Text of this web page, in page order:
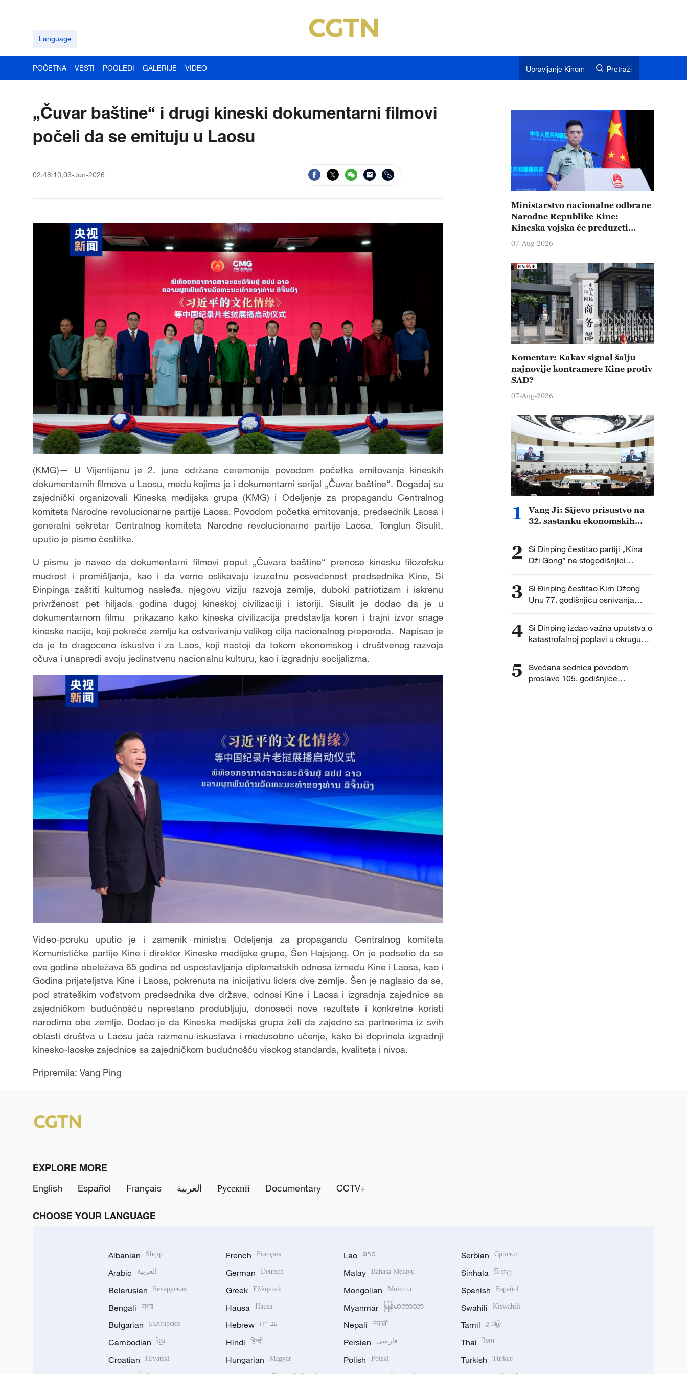
Language
POČETNA VESTI POGLEDI GALERIJE VIDEO Upravljanje Kinom Pretraži
„Čuvar baštine“ i drugi kineski dokumentarni filmovi
počeli da se emituju u Laosu
02:48:10,03-Jun-2026
(KMG)— U Vijentijanu je 2. juna održana ceremonija povodom početka emitovanja kineskih
dokumentarnih filmova u Laosu, među kojima je i dokumentarni serijal „Čuvar baštine“. Događaj su
zajednički organizovali Kineska medijska grupa (KMG) i Odeljenje za propagandu Centralnog
komiteta Narodne revolucionarne partije Laosa. Povodom početka emitovanja, predsednik Laosa i
generalni sekretar Centralnog komiteta Narodne revolucionarne partije Laosa, Tonglun Sisulit,
uputio je pismo čestitke.
U pismu je naveo da dokumentarni filmovi poput „Čuvara baštine“ prenose kinesku filozofsku
mudrost i promišljanja, kao i da verno oslikavaju izuzetnu posvećenost predsednika Kine, Si
Đinpinga zaštiti kulturnog nasleđa, njegovu viziju razvoja zemlje, duboki patriotizam i iskrenu
privrženost pet hiljada godina dugoj kineskoj civilizaciji i istoriji. Sisulit je dodao da je u
dokumentarnom filmu prikazano kako kineska civilizacija predstavlja koren i trajni izvor snage
kineske nacije, koji pokreće zemlju ka ostvarivanju velikog cilja nacionalnog preporoda. Napisao je
da je to dragoceno iskustvo i za Laos, koji nastoji da tokom ekonomskog i društvenog razvoja
očuva i unapredi svoju jedinstvenu nacionalnu kulturu, kao i izgradnju socijalizma.
Video-poruku uputio je i zamenik ministra Odeljenja za propagandu Centralnog komiteta
Komunističke partije Kine i direktor Kineske medijske grupe, Šen Hajsjong. On je podsetio da se
ove godine obeležava 65 godina od uspostavljanja diplomatskih odnosa između Kine i Laosa, kao i
Godina prijateljstva Kine i Laosa, pokrenuta na inicijativu lidera dve zemlje. Šen je naglasio da se,
pod strateškim vođstvom predsednika dve države, odnosi Kine i Laosa i izgradnja zajednice sa
zajedničkom budućnošću neprestano produbljuju, donoseći nove rezultate i konkretne koristi
narodima obe zemlje. Dodao je da Kineska medijska grupa želi da zajedno sa partnerima iz svih
oblasti društva u Laosu jača razmenu iskustava i međusobno učenje, kako bi doprinela izgradnji
kinesko-laoske zajednice sa zajedničkom budućnošću visokog standarda, kvaliteta i nivoa.
Pripremila: Vang Ping
Ministarstvo nacionalne odbrane
Narodne Republike Kine:
Kineska vojska će preduzeti
čvrste kontramere protiv svih
provokativnih pokušaja
izazivanja nemira
07-Aug-2026
Komentar: Kakav signal šalju
najnovije kontramere Kine protiv
SAD?
07-Aug-2026
1
Vang Ji: Sijevo prisustvo na
32. sastanku ekonomskih
2 Si Đinping čestitao partiji „Kina
Dži Gong” na stogodišnjici
osnivanja
3 Si Đinping čestitao Kim Džong
Unu 77. godišnjicu osnivanja
DNRK
4 Si Đinping izdao važna uputstva o
katastrofalnoj poplavi u okrugu
Judžong u gradu Landžou
5
Svečana sednica povodom
proslave 105. godišnjice
EXPLORE MORE
English
Español Français العربية Русский Documentary CCTV+
CHOOSE YOUR LANGUAGE
Albanian Shqip
Arabic العربية
Belarusian Беларуская
Bengali বাংলা
Bulgarian Български
Cambodian ខ្មែរ
Croatian Hrvatski
French Français
German Deutsch
Greek Ελληνικά
Hausa Hausa
Hebrew עברית
Hindi हिन्दी
Hungarian Magyar
Lao ລາວ
Malay Bahasa Melayu
Mongolian Монгол
Myanmar မြန်မာဘာသာ
Nepali नेपाली
Persian فارسی
Polish Polski
Serbian Српски
Sinhala සිංහල
Spanish Español
Swahili Kiswahili
Tamil தமிழ்
Thai ไทย
Turkish Türkçe